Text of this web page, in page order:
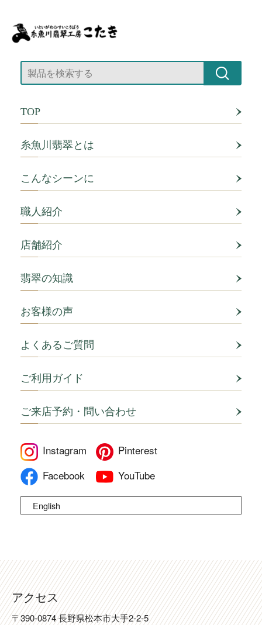
TOP
糸魚川翡翠とは
こんなシーンに
職人紹介
店舗紹介
翡翠の知識
お客様の声
よくあるご質問
ご利用ガイド
ご来店予約・問い合わせ
Instagram
Pinterest
Facebook
YouTube
English
アクセス
〒390-0874 長野県松本市大手2-2-5